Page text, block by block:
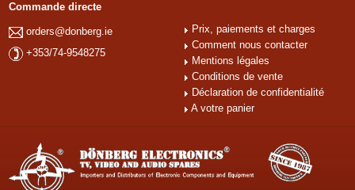
Commande directe
orders@donberg.ie
+353/74-9548275
Prix, paiements et charges
Comment nous contacter
Mentions légales
Conditions de vente
Déclaration de confidentialité
A votre panier